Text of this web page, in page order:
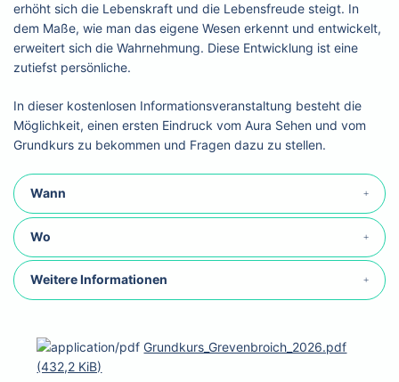
erhöht sich die Lebenskraft und die Lebensfreude steigt. In
dem Maße, wie man das eigene Wesen erkennt und entwickelt,
erweitert sich die Wahrnehmung. Diese Entwicklung ist eine
zutiefst persönliche.
In dieser kostenlosen Informationsveranstaltung besteht die
Möglichkeit, einen ersten Eindruck vom Aura Sehen und vom
Grundkurs zu bekommen und Fragen dazu zu stellen.
Wann
Wo
Weitere Informationen
Grundkurs_Grevenbroich_2026.pdf
(432,2 KiB)